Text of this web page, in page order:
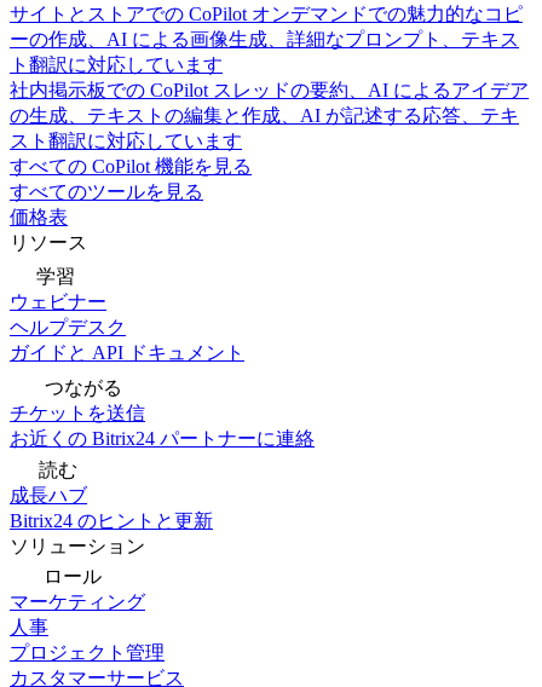
サイトとストアでの CoPilot オンデマンドでの魅力的なコピ
ーの作成、AI による画像生成、詳細なプロンプト、テキス
ト翻訳に対応しています
社内掲示板での CoPilot スレッドの要約、AI によるアイデア
の生成、テキストの編集と作成、AI が記述する応答、テキ
スト翻訳に対応しています
すべての CoPilot 機能を見る
すべてのツールを見る
価格表
リソース
学習
ウェビナー
ヘルプデスク
ガイドと API ドキュメント
つながる
チケットを送信
お近くの Bitrix24 パートナーに連絡
読む
成長ハブ
Bitrix24 のヒントと更新
ソリューション
ロール
マーケティング
人事
プロジェクト管理
カスタマーサービス